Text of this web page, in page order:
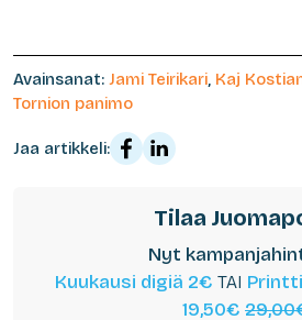
Avainsanat: Jami Teirikari Kaj
Tornion panimo
Jaa artikkeli:
Tilaa
Nyt
Kuukausi digiä 2€ TAI
19,50€